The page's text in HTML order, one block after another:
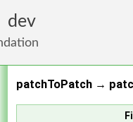
dev
Foundation
patchToPatch →